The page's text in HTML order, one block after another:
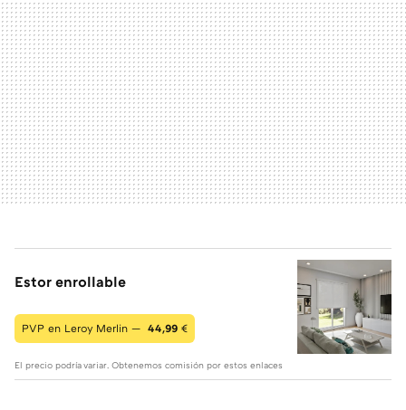
Estor enrollable
PVP en Leroy Merlin — 44,99 €
El precio podría variar. Obtenemos comisión por estos enlaces